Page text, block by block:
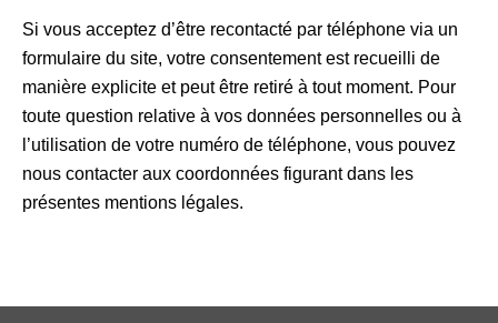
Si vous acceptez d’être recontacté par téléphone via un
formulaire du site, votre consentement est recueilli de
manière explicite et peut être retiré à tout moment. Pour
toute question relative à vos données personnelles ou à
l’utilisation de votre numéro de téléphone, vous pouvez
nous contacter aux coordonnées figurant dans les
présentes mentions légales.